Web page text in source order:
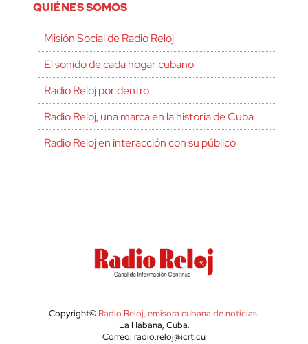
QUIÉNES SOMOS
Misión Social de Radio Reloj
El sonido de cada hogar cubano
Radio Reloj por dentro
Radio Reloj, una marca en la historia de Cuba
Radio Reloj en interacción con su público
Copyright© Radio Reloj, emisora cubana de noticias.
La Habana, Cuba.
Correo: radio.reloj@icrt.cu